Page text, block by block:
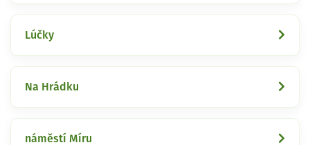
Lúčky
Na Hrádku
náměstí Míru